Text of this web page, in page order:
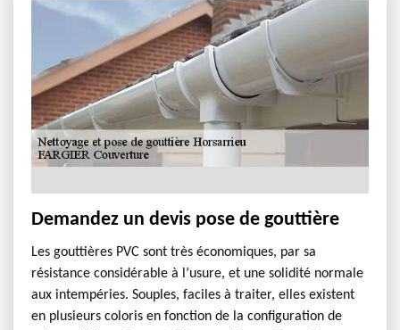
Demandez un devis pose de gouttière
Les gouttières PVC sont très économiques, par sa
résistance considérable à l’usure, et une solidité normale
aux intempéries. Souples, faciles à traiter, elles existent
en plusieurs coloris en fonction de la configuration de